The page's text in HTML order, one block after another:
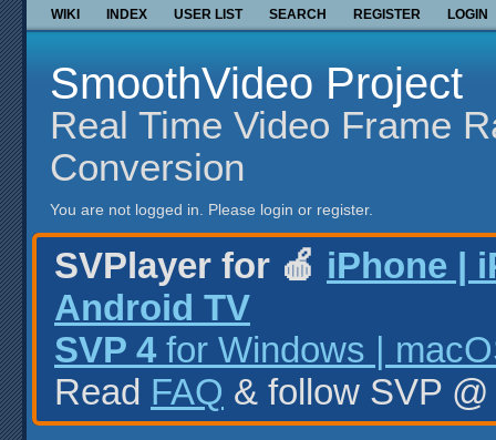
WIKI INDEX USER LIST SEARCH REGISTER LOGIN
SmoothVideo Project
Real Time Video Frame
Conversion
You are not logged in. Please login or register.
SVPlayer for 🍎 iPhone |
Android TV
SVP 4 for Windows |
Read FAQ & follow SVP